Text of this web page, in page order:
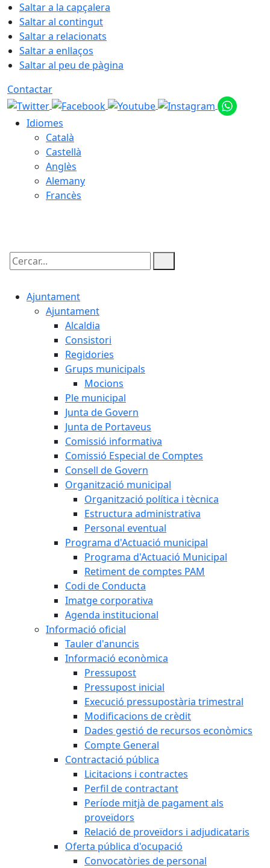
Saltar a la capçalera
Saltar al contingut
Saltar a relacionats
Saltar a enllaços
Saltar al peu de pàgina
Contactar
Idiomes
Català
Castellà
Anglès
Alemany
Francès
Cercar:
Ajuntament
Ajuntament
Alcaldia
Consistori
Regidories
Grups municipals
Mocions
Ple municipal
Junta de Govern
Junta de Portaveus
Comissió informativa
Comissió Especial de Comptes
Consell de Govern
Organització municipal
Organització política i tècnica
Estructura administrativa
Personal eventual
Programa d'Actuació municipal
Programa d'Actuació Municipal
Retiment de comptes PAM
Codi de Conducta
Imatge corporativa
Agenda institucional
Informació oficial
Tauler d'anuncis
Informació econòmica
Pressupost
Pressupost inicial
Execució pressupostària trimestral
Modificacions de crèdit
Dades gestió de recursos econòmics
Compte General
Contractació pública
Licitacions i contractes
Perfil de contractant
Període mitjà de pagament als
proveïdors
Relació de proveïdors i adjudicataris
Oferta pública d'ocupació
Convocatòries de personal